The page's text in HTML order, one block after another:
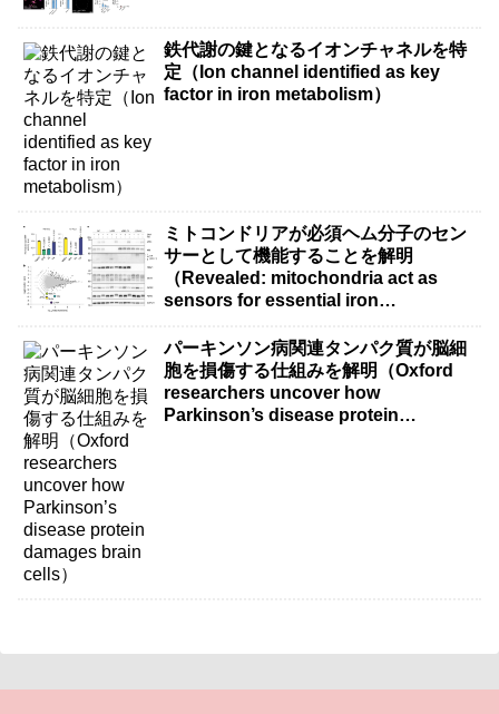
鉄代謝の鍵となるイオンチャネルを特
定（Ion channel identified as key
factor in iron metabolism）
ミトコンドリアが必須ヘム分子のセン
サーとして機能することを解明
（Revealed: mitochondria act as
sensors for essential iron
パーキンソン病関連タンパク質が脳細
胞を損傷する仕組みを解明（Oxford
researchers uncover how
Parkinson’s disease protein